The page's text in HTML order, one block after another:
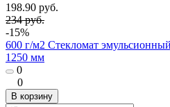
198.90 руб.
234 руб.
-15%
600 г/м2 Стекломат
1250 мм
0
0
В корзину